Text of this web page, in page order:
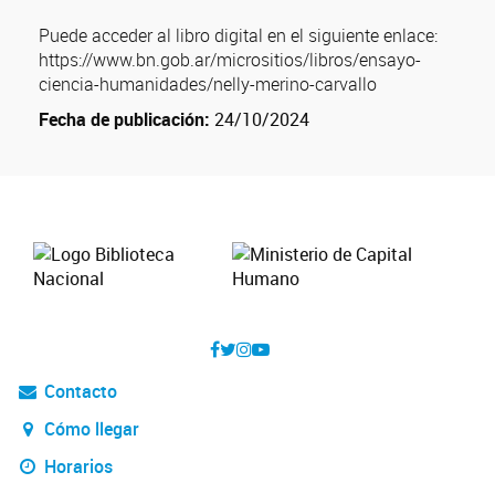
Puede acceder al libro digital en el siguiente enlace:
https://www.bn.gob.ar/micrositios/libros/ensayo-
ciencia-humanidades/nelly-merino-carvallo
Fecha de publicación: 24/10/2024
Contacto
Cómo llegar
Horarios